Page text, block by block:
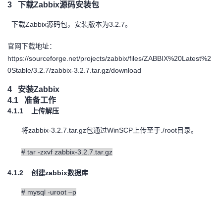
子
直
播
的
活
动
我
的
关
注
我
的
开
学
我
的
我
我
3 下载Zabbix源码安装包
下载Zabbix源码包，安装版本为3.2.7。
官网下载地址：
https://sourceforge.net/projects/zabbix/files/ZABBIX%20Latest%2
0Stable/3.2.7/zabbix-3.2.7.tar.gz/download
4 安装Zabbix
4.1
准备工作
4.1.1 上传解压
将zabbix-3.2.7.tar.gz包通过WinSCP 上传至于 ./root 目录。
# tar -zxvf zabbix-3.2.7.tar.gz
4.1.2 创建zabbix数据库
# mysql -uroot –p